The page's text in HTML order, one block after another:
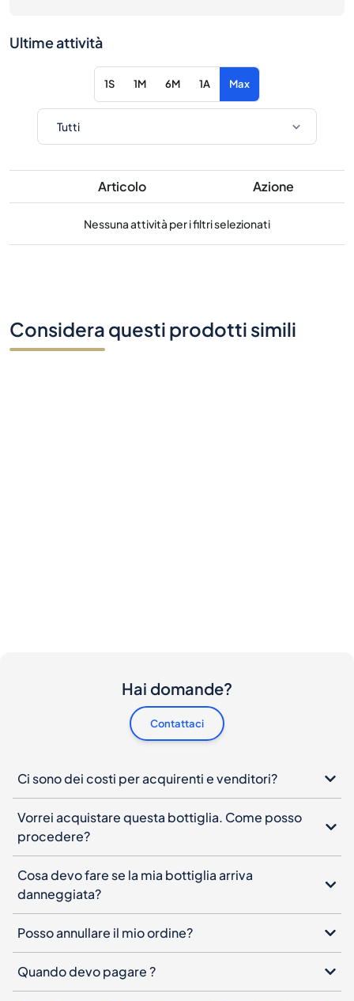
Ultime attività
1S 1M 6M 1A Max
Articolo Azione
Nessuna attività per i filtri selezionati
Considera questi prodotti simili
Hai domande?
Contattaci
Ci sono dei costi per acquirenti e venditori?
Vorrei acquistare questa bottiglia. Come posso
procedere?
Cosa devo fare se la mia bottiglia arriva
danneggiata?
Posso annullare il mio ordine?
Quando devo pagare ?